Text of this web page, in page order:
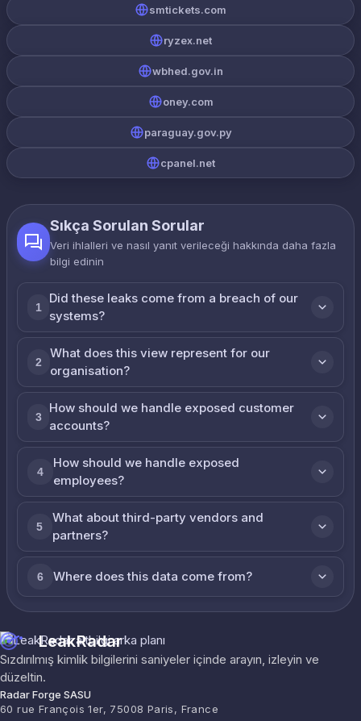
smtickets.com
ryzex.net
wbhed.gov.in
oney.com
paraguay.gov.py
cpanel.net
Sıkça Sorulan Sorular
Veri ihlalleri ve nasıl yanıt verileceği hakkında daha fazla
bilgi edinin
1
Did these leaks come from a breach of our
systems?
2
What does this view represent for our
organisation?
3
How should we handle exposed customer
accounts?
4
How should we handle exposed
employees?
5
What about third-party vendors and
partners?
6 Where does this data come from?
LeakRadar
Sızdırılmış kimlik bilgilerini saniyeler içinde arayın, izleyin ve
düzeltin.
Radar Forge SASU
60 rue François 1er, 75008 Paris, France